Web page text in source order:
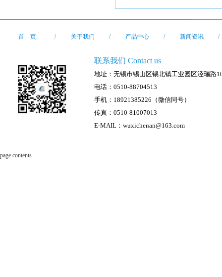
号线
首 页 关于我们
/ 产品中心
/ 新闻资讯
/ /
联系我们 Contact us
地址：无锡市锡山区锡北镇工业园区泾瑞路
电话：0510-88704513
手机：18921385226（微信同号）
传真：0510-81007013
E-MAIL：wuxichenan@163.com
page contents